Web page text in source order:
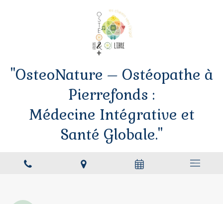
"OsteoNature – Ostéopathe à
Pierrefonds :
Médecine Intégrative et
Santé Globale."